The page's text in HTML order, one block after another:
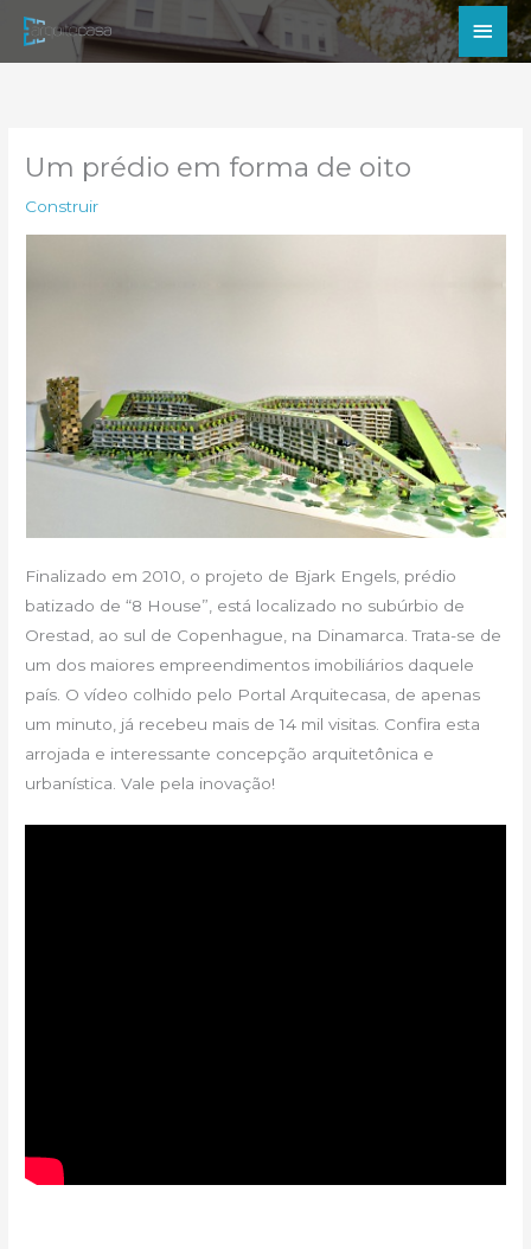
para
Um prédio em forma de oito
Construir
Finalizado em 2010, o projeto de Bjark Engels, prédio
batizado de “8 House”, está localizado no subúrbio de
Orestad, ao sul de Copenhague, na Dinamarca. Trata-se de
um dos maiores empreendimentos imobiliários daquele
país. O vídeo colhido pelo Portal Arquitecasa, de apenas
um minuto, já recebeu mais de 14 mil visitas. Confira esta
arrojada e interessante concepção arquitetônica e
urbanística. Vale pela inovação!